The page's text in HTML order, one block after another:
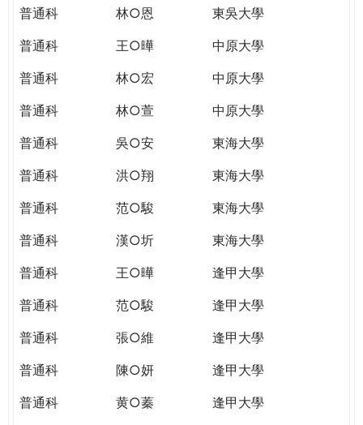
普通科
林○恩
東吳大學
普通科
王○曄
中原大學
普通科
林○宏
中原大學
普通科
林○萱
中原大學
普通科
吳○安
東海大學
普通科
洪○翔
東海大學
普通科
范○駿
東海大學
普通科
漢○圻
東海大學
普通科
王○曄
逢甲大學
普通科
范○駿
逢甲大學
普通科
張○維
逢甲大學
普通科
陳○妍
逢甲大學
普通科
黄○蓁
逢甲大學